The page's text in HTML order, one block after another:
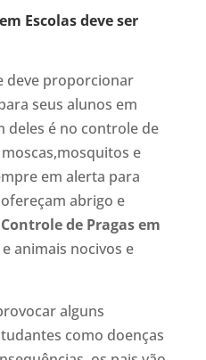
Escolas deve ser
deve proporcionar
seus alunos em
deles é no controle de
e
em alerta para
abrigo e
Controle de Pragas em
animais nocivos e
alguns
como doenças